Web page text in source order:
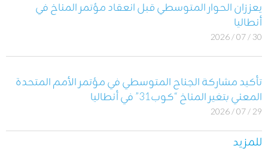
يعززان الحوار المتوسطي قبل انعقاد مؤتمر المناخ في
أنطاليا
30 / 07 / 2026
تأكيد مشاركة الجناح المتوسطي في مؤتمر الأمم المتحدة
المعني بتغير المناخ “كوب31” في أنطاليا
29 / 07 / 2026
للمزيد